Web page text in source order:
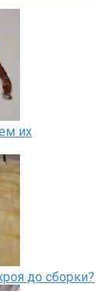
их
до сборки?